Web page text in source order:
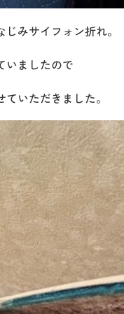
みサイフォン折れ。
いましたので
いただきました。